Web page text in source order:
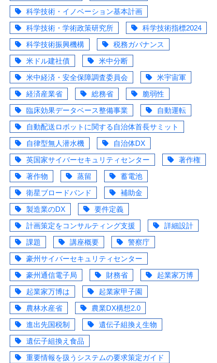
科学技術・イノベーション基本計画
科学技術・学術政策研究所
科学技術指標2024
科学技術振興機構
税務ガバナンス
米ドル建社債
米中分断
米中経済・安全保障調査委員会
米宇宙軍
経済産業省
総務省
脆弱性
臨床効果データベース整備事業
自動運転
自動配送ロボットに関する自治体首長サミット
自律型無人潜水機
自治体DX
英国家サイバーセキュリティセンター
著作権
著作物
蒸留
蓄電池
衛星ブロードバンド
補助金
製造業のDX
要件定義
計画策定をコンサルティング支援
詳細設計
課題
講座概要
警察庁
豪州サイバーセキュリティセンター
豪州通信電子局
財務省
起業家万博
起業家万博は
起業家甲子園
農林水産省
農業DX構想2.0
進出先国税制
遺伝子組換え生物
遺伝子組換え食品
重要情報を扱うシステムの要求策定ガイド